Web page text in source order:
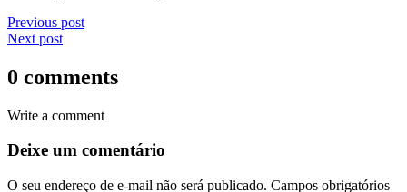
Previous post
Next post
0 comments
Write a comment
Deixe um comentário
O seu endereço de e-mail não será publicado. Campos obrigatórios